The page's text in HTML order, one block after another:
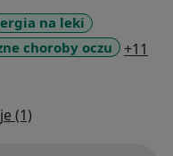
na leki
choroby oczu +11
(1)